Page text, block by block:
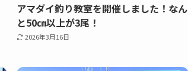
アマダイ釣り教室を開催しました！なん
と50㎝以上が3尾！
2026年3月16日